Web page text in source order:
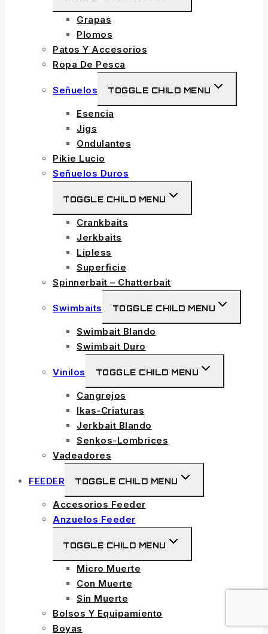
Grapas
Plomos
Patos Y Accesorios
Ropa De Pesca
Señuelos TOGGLE CHILD MENU
Esencia
Jigs
Ondulantes
Pikie Lucio
Señuelos Duros
TOGGLE CHILD MENU
Crankbaits
Jerkbaits
Lipless
Superficie
Spinnerbait – Chatterbait
Swimbaits TOGGLE CHILD MENU
Swimbait Blando
Swimbait Duro
Vinilos TOGGLE CHILD MENU
Cangrejos
Ikas-Criaturas
Jerkbait Blando
Senkos-Lombrices
Vadeadores
FEEDER TOGGLE CHILD MENU
Accesorios Feeder
Anzuelos Feeder
TOGGLE CHILD MENU
Micro Muerte
Con Muerte
Sin Muerte
Bolsos Y Equipamiento
Boyas